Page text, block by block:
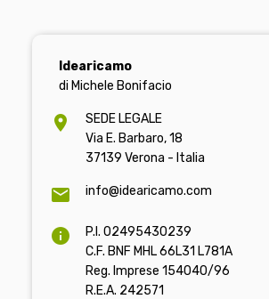
Idearicamo
di Michele Bonifacio
SEDE LEGALE
Via E. Barbaro, 18
37139 Verona - Italia
info@idearicamo.com
P.I. 02495430239
C.F. BNF MHL 66L31 L781A
Reg. Imprese 154040/96
R.E.A. 242571